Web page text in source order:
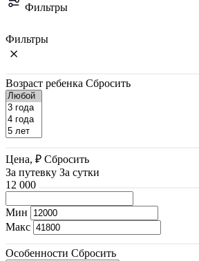
Фильтры
Фильтры
Возраст ребенка Сбросить
Цена, ₽ Сбросить
За путевку За сутки
12 000
Мин
Макс
Особенности Сбросить